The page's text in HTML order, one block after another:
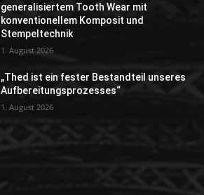
generalisiertem Tooth Wear mit
konventionellem Komposit und
Stempeltechnik
1. August 2026
„Thed ist ein fester Bestandteil unseres
Aufbereitungsprozesses“
1. August 2026